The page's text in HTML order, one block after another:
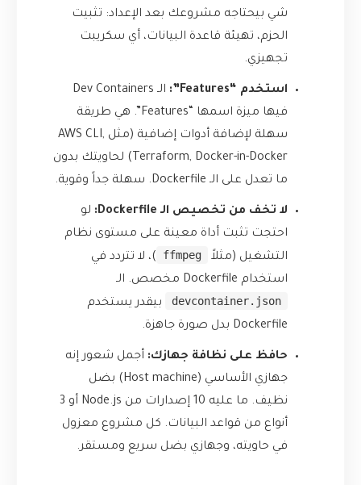
شي بيحتاجه مشروعك بعد الإعداد: تثبيت
الحزم، تهيئة قاعدة البيانات، أي سكريبت
تجهيزي.
استخدم “Features”:
الـ Dev Containers
فيها ميزة اسمها “Features”. هي طريقة
سهلة لإضافة أدوات إضافية (مثل AWS CLI,
Terraform, Docker-in-Docker) لحاويتك بدون
ما تعدل على الـ Dockerfile. سهلة جداً وقوية.
لا تخف من تخصيص الـ Dockerfile:
لو
احتجت تثبت أداة معينة على مستوى نظام
التشغيل (مثلاً
ffmpeg
)، لا تتردد في
استخدام Dockerfile مخصص. الـ
devcontainer.json
بيقدر يستخدم
Dockerfile بدل صورة جاهزة.
حافظ على نظافة جهازك: أجمل شعور إنه
جهازي الأساسي (Host machine) بضل
نظيف. ما عليه 10 إصدارات من Node.js أو 3
أنواع من قواعد البيانات. كل مشروع معزول
في حاويته، وجهازي بضل سريع ومستقر.